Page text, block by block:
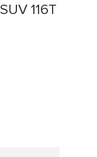
116Т